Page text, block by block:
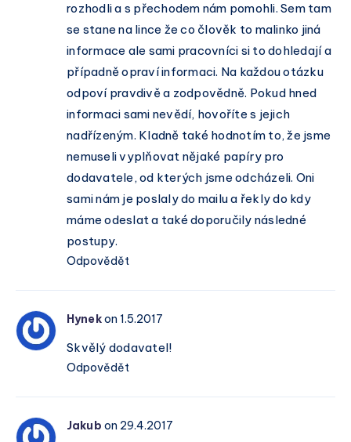
rozhodli a s přechodem nám pomohli. Sem tam
se stane na lince že co člověk to malinko jiná
informace ale sami pracovníci si to dohledají a
případně opraví informaci. Na každou otázku
odpoví pravdivě a zodpovědně. Pokud hned
informaci sami nevědí, hovoříte s jejich
nadřízeným. Kladně také hodnotím to, že jsme
nemuseli vyplňovat nějaké papíry pro
dodavatele, od kterých jsme odcházeli. Oni
sami nám je poslaly do mailu a řekly do kdy
máme odeslat a také doporučily následné
postupy.
Odpovědět
Hynekon 1.5.2017
Skvělý dodavatel!
Odpovědět
Jakub on 29.4.2017